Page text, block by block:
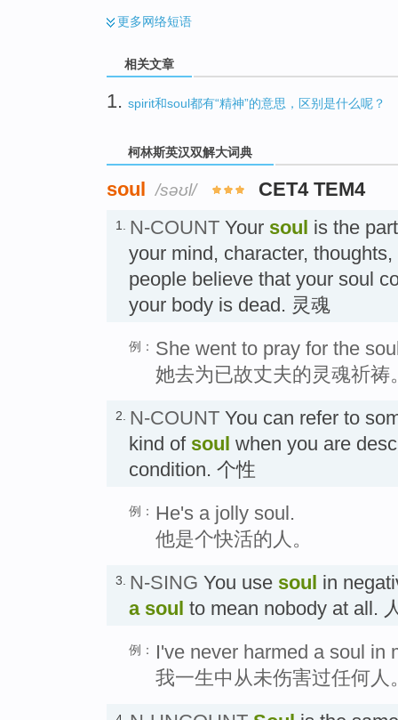
更多网络短语
相关文章
1. spirit和soul都有“精神”的意思，区别是什么呢？
柯林斯英汉双解大词典
soul /səʊl/ CET4 TEM4
1. N-COUNT Your soul is the
your mind, character,
people believe that your soul
your body is dead. 灵魂
例： She went to pray for the
她去为已故丈夫的灵魂祈祷
2. N-COUNT You can refer to
kind of soul when you are
condition. 个性
例： He's a jolly soul.
他是个快活的人。
3. N-SING You use soul in
a soul to mean nobody at all.
例：
I've never harmed a soul in
我一生中从未伤害过任何人